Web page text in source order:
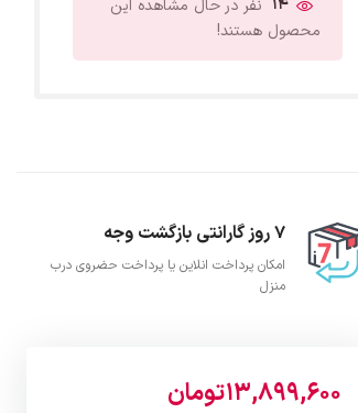
نفر در حال مشاهده این
محصول هستند!
7 روز گارانتی بازگشت وجه
امکان پرداخت انلاین یا پرداخت حضروی درب
منزل
13,899,600تومان